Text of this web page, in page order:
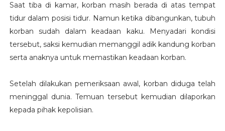
Saat tiba di kamar, korban masih berada di atas tempat
tidur dalam posisi tidur. Namun ketika dibangunkan, tubuh
korban sudah dalam keadaan kaku. Menyadari kondisi
tersebut, saksi kemudian memanggil adik kandung korban
serta anaknya untuk memastikan keadaan korban.
Setelah dilakukan pemeriksaan awal, korban diduga telah
meninggal dunia. Temuan tersebut kemudian dilaporkan
kepada pihak kepolisian.